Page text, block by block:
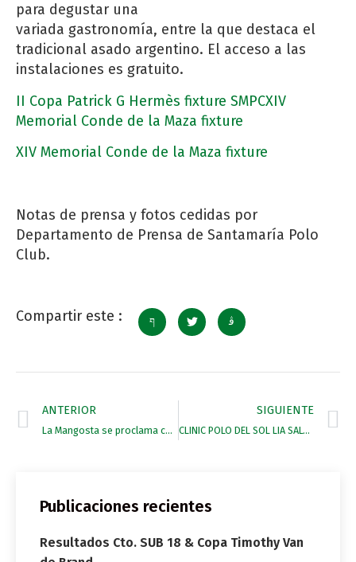
para degustar una
variada gastronomía, entre la que destaca el
tradicional asado argentino. El acceso a las
instalaciones es gratuito.
II Copa Patrick G Hermès fixture SMPCXIV
Memorial Conde de la Maza fixture
XIV Memorial Conde de la Maza fixture
Notas de prensa y fotos cedidas por
Departamento de Prensa de Santamaría Polo
Club.
Compartir este :
ANTERIOR
La Mangosta se proclama campeón de la XVIII edición del Memorial Andrés Parladé
SIGUIENTE
CLINIC POLO DEL SOL LIA SALVO
Publicaciones recientes
Resultados Cto. SUB 18 & Copa Timothy Van